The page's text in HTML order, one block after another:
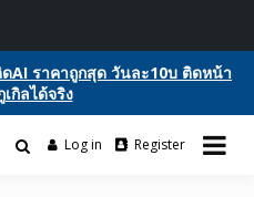
AI ราคาถูกสุด วันละ10บ ติดหน้า
กิลได้จริง
ย ฟรีประกาศ ติดgooglesหน้า1ฟรี
Log in Register